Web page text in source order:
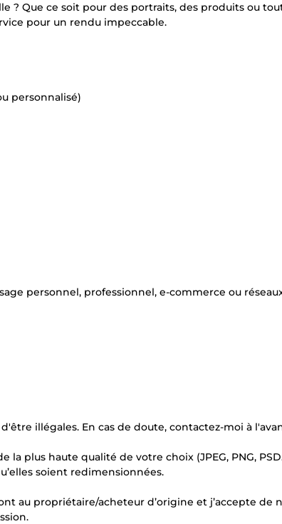
? Que ce soit pour des portraits, des produits ou
pour un rendu impeccable.
personnalisé)
personnel, professionnel, e-commerce ou
illégales. En cas de doute, contactez-moi à
plus haute qualité de votre choix (JPEG, PNG,
soient redimensionnées.
au propriétaire/acheteur d’origine et j’accepte de